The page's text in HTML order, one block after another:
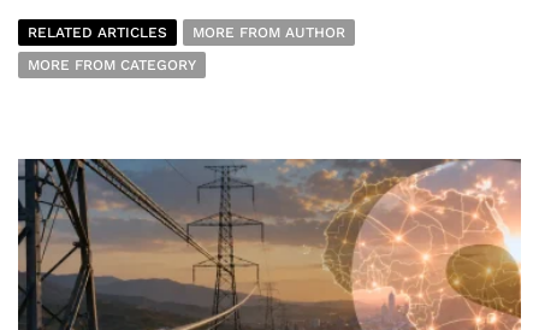
RELATED ARTICLES
MORE FROM AUTHOR
MORE FROM CATEGORY